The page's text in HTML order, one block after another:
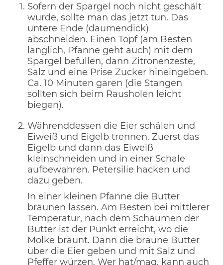
Sofern der Spargel noch nicht geschält
wurde, sollte man das jetzt tun. Das
untere Ende (daumendick)
abschneiden. Einen Topf (am Besten
länglich, Pfanne geht auch) mit dem
Spargel befüllen, dann Zitronenzeste,
Salz und eine Prise Zucker hineingeben.
Ca. 10 Minuten garen (die Stangen
sollten sich beim Rausholen leicht
biegen).
Währenddessen die Eier schälen und
Eiweiß und Eigelb trennen. Zuerst das
Eigelb und dann das Eiweiß
kleinschneiden und in einer Schale
aufbewahren. Petersilie hacken und
dazu geben.
In einer kleinen Pfanne die Butter
bräunen lassen. Am Besten bei mittlerer
Temperatur, nach dem Schäumen der
Butter ist der Punkt erreicht, wo die
Molke bräunt. Dann die braune Butter
über die Eier geben und mit Salz und
Pfeffer würzen. Wer hat/mag, kann auch